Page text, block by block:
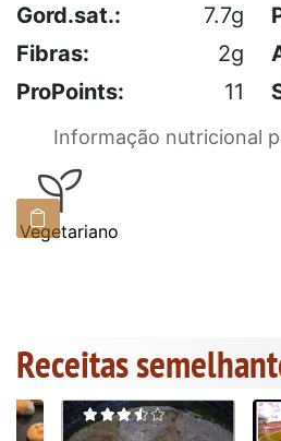
Gord.sat.:
7.7g
Fibras:
2g
ProPoints:
11
Informação nutricional
Vegetariano
Receitas